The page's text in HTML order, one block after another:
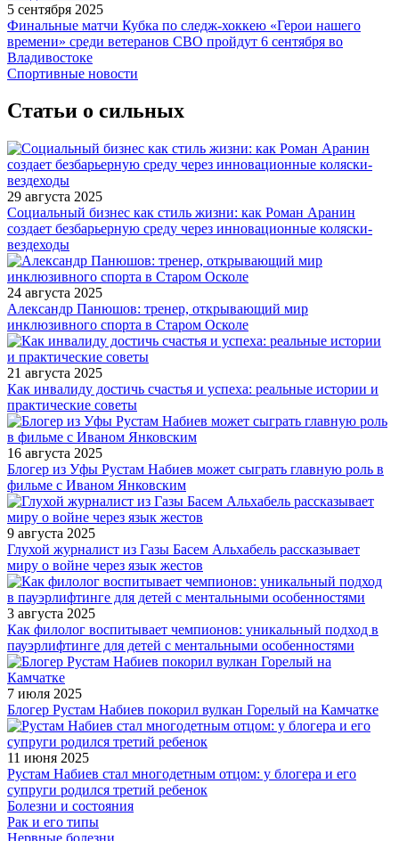
5 сентября 2025
Финальные матчи Кубка по следж-хоккею «Герои нашего
времени» среди ветеранов СВО пройдут 6 сентября во
Владивостоке
Спортивные новости
Статьи о сильных
29 августа 2025
Социальный бизнес как стиль жизни: как Роман Аранин
создает безбарьерную среду через инновационные коляски-
вездеходы
24 августа 2025
Александр Панюшов: тренер, открывающий мир
инклюзивного спорта в Старом Осколе
21 августа 2025
Как инвалиду достичь счастья и успеха: реальные истории и
практические советы
16 августа 2025
Блогер из Уфы Рустам Набиев может сыграть главную роль в
фильме с Иваном Янковским
9 августа 2025
Глухой журналист из Газы Басем Альхабель рассказывает
миру о войне через язык жестов
3 августа 2025
Как филолог воспитывает чемпионов: уникальный подход в
пауэрлифтинге для детей с ментальными особенностями
7 июля 2025
Блогер Рустам Набиев покорил вулкан Горелый на Камчатке
11 июня 2025
Рустам Набиев стал многодетным отцом: у блогера и его
супруги родился третий ребенок
Болезни и состояния
Рак и его типы